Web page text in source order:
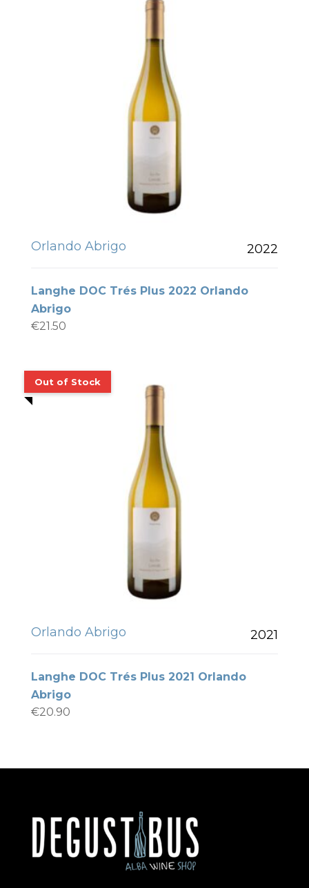
Orlando Abrigo 2022
Langhe DOC Trés Plus 2022 Orlando
Abrigo
€21.50
Orlando Abrigo 2021
Langhe DOC Trés Plus 2021 Orlando
Abrigo
€20.90